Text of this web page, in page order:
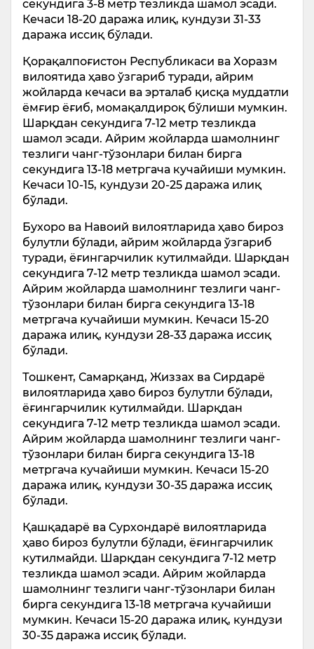
секундига 3-8 метр тезликда шамол эсади.
Кечаси 18-20 даража илиқ, кундузи 31-33
даража иссиқ бўлади.
Қорақалпоғистон Республикаси ва Хоразм
вилоятида ҳаво ўзгариб туради, айрим
жойларда кечаси ва эрталаб қисқа муддатли
ёмғир ёғиб, момақалдироқ бўлиши мумкин.
Шарқдан секундига 7-12 метр тезликда
шамол эсади. Айрим жойларда шамолнинг
тезлиги чанг-тўзонлари билан бирга
секундига 13-18 метргача кучайиши мумкин.
Кечаси 10-15, кундузи 20-25 даража илиқ
бўлади.
Бухоро ва Навоий вилоятларида ҳаво бироз
булутли бўлади, айрим жойларда ўзгариб
туради, ёғингарчилик кутилмайди. Шарқдан
секундига 7-12 метр тезликда шамол эсади.
Айрим жойларда шамолнинг тезлиги чанг-
тўзонлари билан бирга секундига 13-18
метргача кучайиши мумкин. Кечаси 15-20
даража илиқ, кундузи 28-33 даража иссиқ
бўлади.
Тошкент, Самарқанд, Жиззах ва Сирдарё
вилоятларида ҳаво бироз булутли бўлади,
ёғингарчилик кутилмайди. Шарқдан
секундига 7-12 метр тезликда шамол эсади.
Айрим жойларда шамолнинг тезлиги чанг-
тўзонлари билан бирга секундига 13-18
метргача кучайиши мумкин. Кечаси 15-20
даража илиқ, кундузи 30-35 даража иссиқ
бўлади.
Қашқадарё ва Сурхондарё вилоятларида
ҳаво бироз булутли бўлади, ёғингарчилик
кутилмайди. Шарқдан секундига 7-12 метр
тезликда шамол эсади. Айрим жойларда
шамолнинг тезлиги чанг-тўзонлари билан
бирга секундига 13-18 метргача кучайиши
мумкин. Кечаси 15-20 даража илиқ, кундузи
30-35 даража иссиқ бўлади.